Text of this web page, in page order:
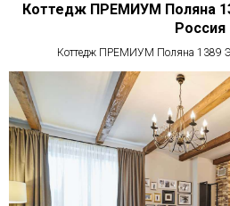
Коттедж ПРЕМИУМ Поляна
Россия
Коттедж ПРЕМИУМ Поляна 1389